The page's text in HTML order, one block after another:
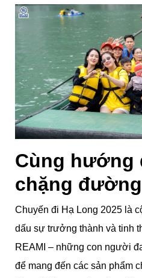
Cùng hướng
chặng
Chuyến đi Hạ Long 2025 là
dấu sự trưởng thành và tinh
REAMI – những con người
để mang đến các sản phẩm